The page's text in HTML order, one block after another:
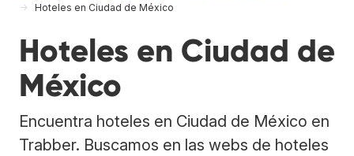
Hoteles en Ciudad de México
Hoteles en Ciudad de
México
Encuentra hoteles en Ciudad de México en
Trabber. Buscamos en las webs de hoteles